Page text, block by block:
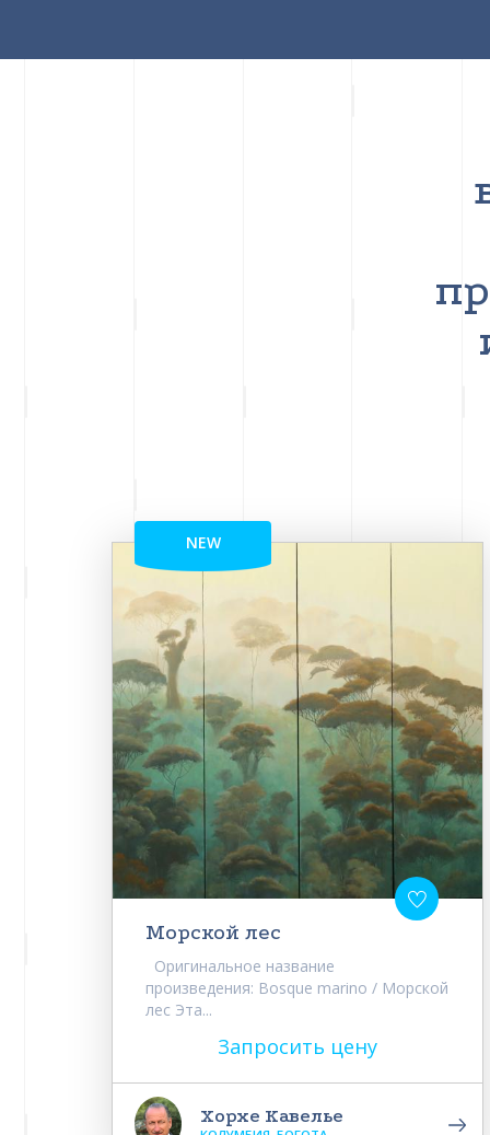
NEW
Морской лес
Оригинальное название
произведения: Bosque marino / Морской
лес Эта...
Запросить цену
Хорхе Кавелье